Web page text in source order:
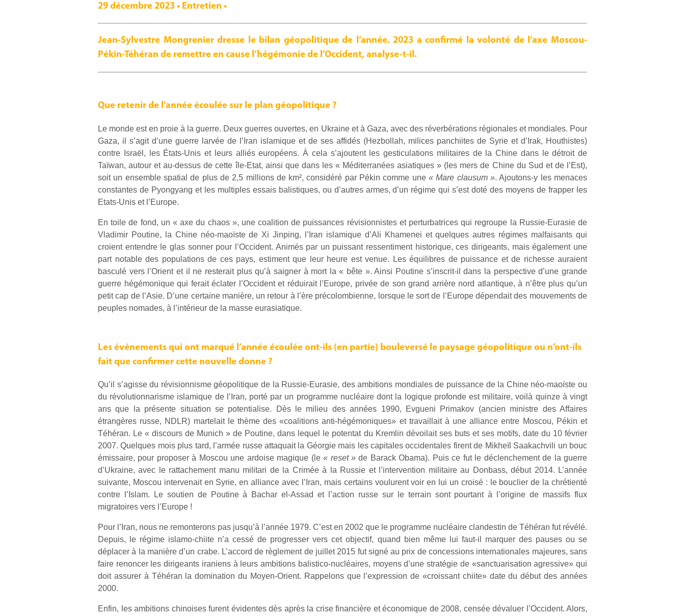
29 décembre 2023 • Entretien •
Jean-Sylvestre Mongrenier dresse le bilan géopolitique de l’année. 2023 a confirmé la volonté de l’axe Moscou-
Pékin-Téhéran de remettre en cause l’hégémonie de l’Occident, analyse-t-il.
Que retenir de l’année écoulée sur le plan géopolitique ?
Le monde est en proie à la guerre. Deux guerres ouvertes, en Ukraine et à Gaza, avec des réverbérations régionales et mondiales. Pour
Gaza, il s’agit d’une guerre larvée de l’Iran islamique et de ses affidés (Hezbollah, milices panchiites de Syrie et d’Irak, Houthistes)
contre Israël, les États-Unis et leurs alliés européens. À cela s’ajoutent les gesticulations militaires de la Chine dans le détroit de
Taïwan, autour et au-dessus de cette île-Etat, ainsi que dans les « Méditerranées asiatiques » (les mers de Chine du Sud et de l’Est),
soit un ensemble spatial de plus de 2,5 millions de km², considéré par Pékin comme une« Mare clausum ». Ajoutons-y les menaces
constantes de Pyongyang et les multiples essais balistiques, ou d’autres armes, d’un régime qui s’est doté des moyens de frapper les
Etats-Unis et l’Europe.
En toile de fond, un « axe du chaos », une coalition de puissances révisionnistes et perturbatrices qui regroupe la Russie-Eurasie de
Vladimir Poutine, la Chine néo-maoïste de Xi Jinping, l’Iran islamique d’Ali Khamenei et quelques autres régimes malfaisants qui
croient entendre le glas sonner pour l’Occident. Animés par un puissant ressentiment historique, ces dirigeants, mais également une
part notable des populations de ces pays, estiment que leur heure est venue. Les équilibres de puissance et de richesse auraient
basculé vers l’Orient et il ne resterait plus qu’à saigner à mort la « bête ». Ainsi Poutine s’inscrit-il dans la perspective d’une grande
guerre hégémonique qui ferait éclater l’Occident et réduirait l’Europe, privée de son grand arrière nord atlantique, à n’être plus qu’un
petit cap de l’Asie. D’une certaine manière, un retour à l’ère précolombienne, lorsque le sort de l’Europe dépendait des mouvements de
peuples nomades, à l’intérieur de la masse eurasiatique.
Les événements qui ont marqué l’année écoulée ont-ils (en partie) bouleversé le paysage géopolitique ou n’ont-ils
fait que confirmer cette nouvelle donne ?
Qu’il s’agisse du révisionnisme géopolitique de la Russie-Eurasie, des ambitions mondiales de puissance de la Chine néo-maoïste ou
du révolutionnarisme islamique de l’Iran, porté par un programme nucléaire dont la logique profonde est militaire, voilà quinze à vingt
ans que la présente situation se potentialise. Dès le milieu des années 1990, Evgueni Primakov (ancien ministre des Affaires
étrangères russe, NDLR) martelait le thème des «coalitions anti-hégémoniques» et travaillait à une alliance entre Moscou, Pékin et
Téhéran. Le « discours de Munich » de Poutine, dans lequel le potentat du Kremlin dévoilait ses buts et ses motifs, date du 10 février
2007. Quelques mois plus tard, l’armée russe attaquait la Géorgie mais les capitales occidentales firent de Mikheïl Saakachvili un bouc
émissaire, pour proposer à Moscou une ardoise magique (le« reset » de Barack Obama). Puis ce fut le déclenchement de la guerre
d’Ukraine, avec le rattachement manu militari de la Crimée à la Russie et l’intervention militaire au Donbass, début 2014. L’année
suivante, Moscou intervenait en Syrie, en alliance avec l’Iran, mais certains voulurent voir en lui un croisé : le bouclier de la chrétienté
contre l’Islam. Le soutien de Poutine à Bachar el-Assad et l’action russe sur le terrain sont pourtant à l’origine de massifs flux
migratoires vers l’Europe !
Pour l’Iran, nous ne remonterons pas jusqu’à l’année 1979. C’est en 2002 que le programme nucléaire clandestin de Téhéran fut révélé.
Depuis, le régime islamo-chiite n’a cessé de progresser vers cet objectif, quand bien même lui faut-il marquer des pauses ou se
déplacer à la manière d’un crabe. L’accord de règlement de juillet 2015 fut signé au prix de concessions internationales majeures, sans
faire renoncer les dirigeants iraniens à leurs ambitions balistico-nucléaires, moyens d’une stratégie de «sanctuarisation agressive» qui
doit assurer à Téhéran la domination du Moyen-Orient. Rappelons que l’expression de «croissant chiite» date du début des années
2000.
Enfin, les ambitions chinoises furent évidentes dès après la crise financière et économique de 2008, censée dévaluer l’Occident. Alors,